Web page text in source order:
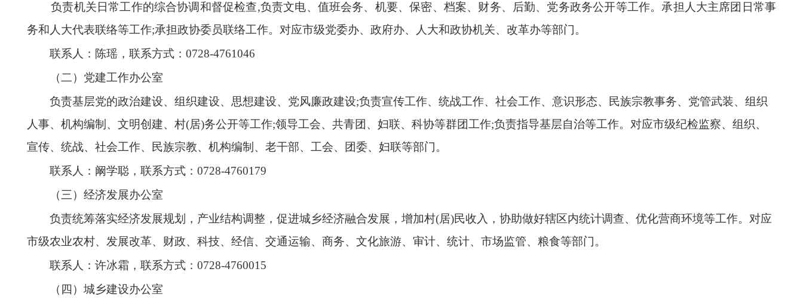
负责机关日常工作的综合协调和督促检查,负责文电、值班会务、机要、保密、档案、财务、后勤、党务政务公开等工作。 承担人大主席团 日常事
务和人大代表联络等工作;承担政协委员联络工作。对应市级党委办、政府办、人大和政协机关、改革办等部门。
联系人：陈瑶， 联系方式：0728-4761046
（二） 党建工作办公室
负责基层党的政治建设、组织建设、思想建设、党风廉政建设;负责宣传工作、统战工作、社会工作、意识形态、民族宗教事务、党管武装、组织
人事、机构编制、文明创建、村(居)务公开等工作;领导工会、共青团、妇联、科协等群团工作;负责指导基层自治等工作。对应市级纪检监察、组织、
宣传、统战、社会工作、民族宗教、机构编制、老干部、工会、团委、妇联等部门。
联系人：阚学聪， 联系方式： 0728-4760179
（三 ）经济发展办公室
负责统筹落实经济发展规划，产业结构调整，促进城乡经济融合发展，增加村(居)民收入，协助做好辖区内统计调查、优化营商环境等工作。对应
市级农业农村、发展改革、财政、科技、经信、交通运输、商务、文化旅游、审计、统计、市场监管、粮食等部门。
联系人：许冰霜， 联系方式：0728-4760015
（四）城乡建设办公室